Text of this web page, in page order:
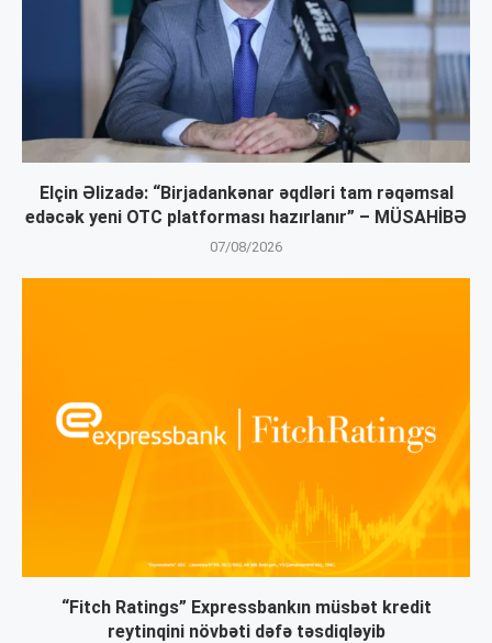
Elçin Əlizadə: “Birjadankənar əqdləri tam rəqəmsal
edəcək yeni OTC platforması hazırlanır” – MÜSAHİBƏ
07/08/2026
“Fitch Ratings” Expressbankın müsbət kredit
reytinqini növbəti dəfə təsdiqləyib